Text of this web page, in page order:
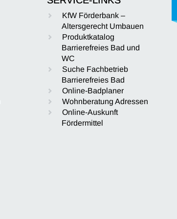
KfW Förderbank –
Altersgerecht Umbauen
Produktkatalog
Barrierefreies Bad und
WC
Suche Fachbetrieb
Barrierefreies Bad
Online-Badplaner
Wohnberatung Adressen
Online-Auskunft
Fördermittel